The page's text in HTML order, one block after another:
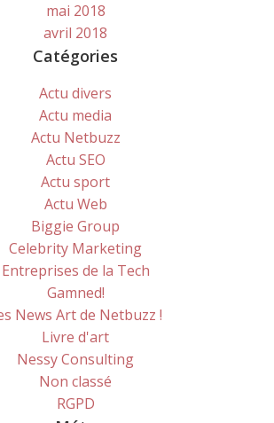
mai 2018
avril 2018
Catégories
Actu divers
Actu media
Actu Netbuzz
Actu SEO
Actu sport
Actu Web
Biggie Group
Celebrity Marketing
Entreprises de la Tech
Gamned!
News Art de Netbuzz !
Livre d'art
Nessy Consulting
Non classé
RGPD